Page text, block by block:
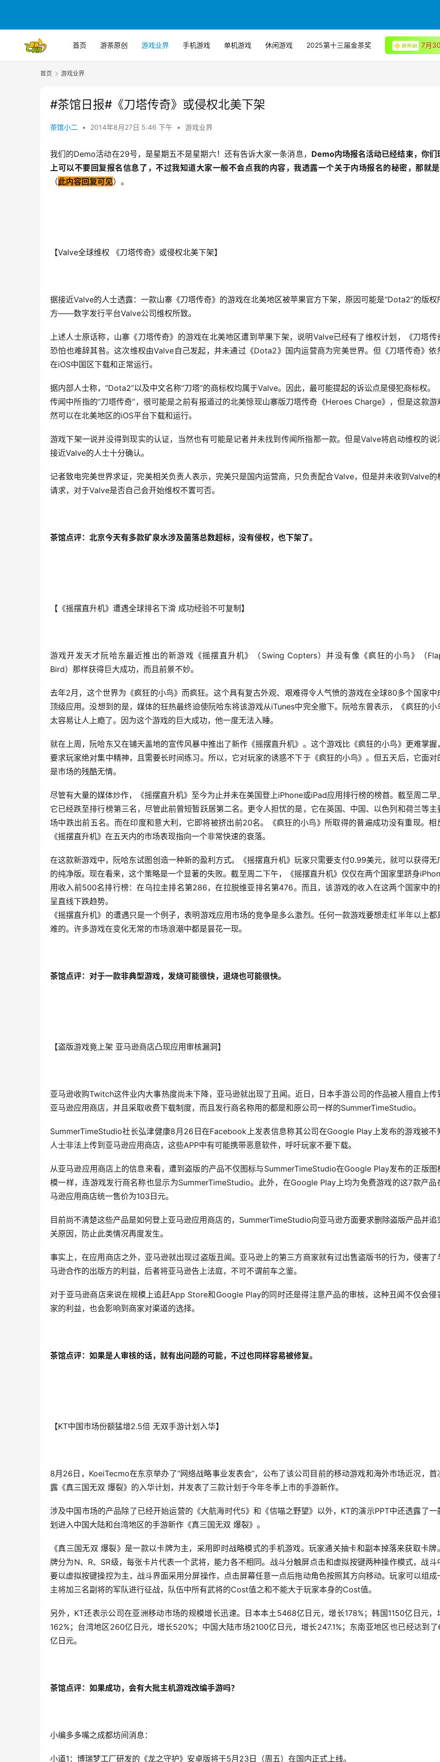
首页 游茶原创 游戏业界 手机游戏 单机游戏 休闲游戏 2025第十三届金茶奖 7月
首页 游戏业界
#茶馆日报#《刀塔传奇》或侵权北美下架
茶馆小二 • 2014年8月27日 5:46 下午 • 游戏业界
我们的Demo活动在29号，是星期五不是星期六！还有告诉大家一条消息， Demo内场报名活动已经结束，你们
上可以不要回复报名信息了，不过我知道大家一般不会点我的内容，我透露一个关于内场报名的秘密，那就
（此内容回复可见）。
【Valve全球维权 《刀塔传奇》或侵权北美下架】
据接近Valve的人士透露：一款山寨《刀塔传奇》的游戏在北美地区被苹果官方下架，原因可能是“Dota2”的版权
方——数字发行平台Valve公司维权所致。
上述人士原话称，山寨《刀塔传奇》的游戏在北美地区遭到苹果下架，说明Valve已经有了维权计划，《刀塔传
恐怕也难辞其咎。这次维权由Valve自己发起，并未通过《Dota2》国内运营商为完美世界。但《刀塔传奇》依
在iOS中国区下载和正常运行。
据内部人士称，“Dota2”以及中文名称“刀塔”的商标权均属于Valve。因此，最可能提起的诉讼点是侵犯商标权。
传闻中所指的“刀塔传奇”，很可能是之前有报道过的北美惊现山寨版刀塔传奇《Heroes Charge》，但是这款游
然可以在北美地区的iOS平台下载和运行。
游戏下架一说并没得到现实的认证，当然也有可能是记者并未找到传闻所指那一款。但是Valve将启动维权的说
接近Valve的人士十分确认。
记者致电完美世界求证，完美相关负责人表示，完美只是国内运营商，只负责配合Valve，但是并未收到Valve的
请求，对于Valve是否自己会开始维权不置可否。
茶馆点评：北京今天有多款矿泉水涉及菌落总数超标，没有侵权，也下架了。
【《摇摆直升机》遭遇全球排名下滑 成功经验不可复制】
游戏开发天才阮哈东最近推出的新游戏《摇摆直升机》（Swing Copters）并没有像《疯狂的小鸟》（
Bird）那样获得巨大成功，而且前景不妙。
去年2月，这个世界为《疯狂的小鸟》而疯狂。这个具有复古外观、艰难得令人气愤的游戏在全球80多个国家中
顶级应用。没想到的是，媒体的狂热最终迫使阮哈东将该游戏从iTunes中完全撤下。阮哈东曾表示，《疯狂的小
太容易让人上瘾了。因为这个游戏的巨大成功，他一度无法入睡。
就在上周，阮哈东又在铺天盖地的宣传风暴中推出了新作《摇摆直升机》。这个游戏比《疯狂的小鸟》更难掌握
要求玩家绝对集中精神，且需要长时间练习。所以，它对玩家的诱惑不下于《疯狂的小鸟》。但五天后，它面对
是市场的残酷无情。
尽管有大量的媒体炒作，《摇摆直升机》至今为止并未在美国登上iPhone或iPad应用排行榜的榜首。截至周二早
它已经跌至排行榜第三名，尽管此前曾短暂跃居第二名。更令人担忧的是，它在英国、中国、以色列和荷兰等主
场中跌出前五名。而在印度和意大利，它即将被挤出前20名。《疯狂的小鸟》所取得的普遍成功没有重现。相
《摇摆直升机》在五天内的市场表现指向一个非常快速的衰落。
在这款新游戏中，阮哈东试图创造一种新的盈利方式。《摇摆直升机》玩家只需要支付0.99美元，就可以获得无
的纯净版。现在看来，这个策略是一个显著的失败。截至周二下午，《摇摆直升机》仅仅在两个国家里跻身
用收入前500名排行榜：在乌拉圭排名第286，在拉脱维亚排名第476。而且，该游戏的收入在这两个国家中的
呈直线下跌趋势。
《摇摆直升机》的遭遇只是一个例子，表明游戏应用市场的竞争是多么激烈。任何一款游戏要想走红半年以上都
难的。许多游戏在变化无常的市场浪潮中都是昙花一现。
茶馆点评：对于一款非典型游戏，发烧可能很快，退烧也可能很快。
【盗版游戏竟上架 亚马逊商店凸现应用审核漏洞】
亚马逊收购Twitch这件业内大事热度尚未下降，亚马逊就出现了丑闻。近日，日本手游公司的作品被人擅自上传
亚马逊应用商店，并且采取收费下载制度，而且发行商名称用的都是和原公司一样的SummerTimeStudio。
SummerTimeStudio社长弘津健康8月26日在Facebook上发表信息称其公司在Google Play上发布的游戏被不
人士非法上传到亚马逊应用商店，这些APP中有可能携带恶意软件，呼吁玩家不要下载。
从亚马逊应用商店上的信息来看，遭到盗版的产品不仅图标与SummerTimeStudio在Google Play发布的正版图
模一样，连游戏发行商名称也显示为SummerTimeStudio。此外，在Google Play上均为免费游戏的这7款产品
马逊应用商店统一售价为103日元。
目前尚不清楚这些产品是如何登上亚马逊应用商店的，SummerTimeStudio向亚马逊方面要求删除盗版产品并追
关原因，防止此类情况再度发生。
事实上，在应用商店之外，亚马逊就出现过盗版丑闻。亚马逊上的第三方商家就有过出售盗版书的行为，侵害了
马逊合作的出版方的利益，后者将亚马逊告上法庭，不可不谓前车之鉴。
对于亚马逊商店来说在规模上追赶App Store和Google Play的同时还是得注意产品的审核，这种丑闻不仅会侵
家的利益，也会影响到商家对渠道的选择。
茶馆点评：如果是人审核的话，就有出问题的可能，不过也同样容易被修复。
【KT中国市场份额猛增2.5倍 无双手游计划入华】
8月26日，KoeiTecmo在东京举办了“网络战略事业发表会”，公布了该公司目前的移动游戏和海外市场近况，首
露《真三国无双 爆裂》的入华计划，并发表了三款计划于今年冬季上市的手游新作。
涉及中国市场的产品除了已经开始运营的《大航海时代5》和《信喵之野望》以外，KT的演示PPT中还透露了一
划进入中国大陆和台湾地区的手游新作《真三国无双 爆裂》。
《真三国无双 爆裂》是一款以卡牌为主，采用即时战略模式的手机游戏。玩家通关抽卡和副本掉落来获取卡牌
牌分为N、R、SR级，每张卡片代表一个武将，能力各不相同。战斗分触屏点击和虚拟按键两种操作模式，战斗
要以虚拟按键操控为主，战斗界面采用分屏操作，点击屏幕任意一点后拖动角色按照其方向移动。玩家可以组成
主将加三名副将的军队进行征战，队伍中所有武将的Cost值之和不能大于玩家本身的Cost值。
另外，KT还表示公司在亚洲移动市场的规模增长迅速。日本本土5468亿日元，增长178%；韩国1150亿日元，
162%；台湾地区260亿日元，增长520%；中国大陆市场2100亿日元，增长247.1%；东南亚地区也已经达到
亿日元。
茶馆点评：如果成功，会有大批主机游戏改编手游吗？
小编多多嘴之成都坊间消息：
小道1：博瑞梦工厂研发的《龙之守护》安卓版将于5月23日（周五）在国内正式上线。